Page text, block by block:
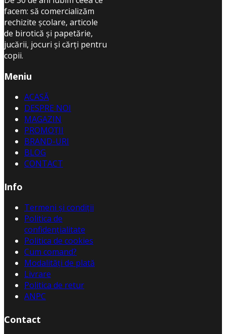
facem: să comercializăm
rechizite școlare, articole
de birotică și papetărie,
jucării, jocuri și cărți pentru
copii.
Meniu
ACASĂ
DESPRE NOI
MAGAZIN
PROMOȚII
BRAND-URI
BLOG
CONTACT
Info
Termeni și condiții
Politica de
confidențialitate
Politica de cookies
Cum comand?
Modalități de plată
Livrare
Politica de retur
ANPC
Contact